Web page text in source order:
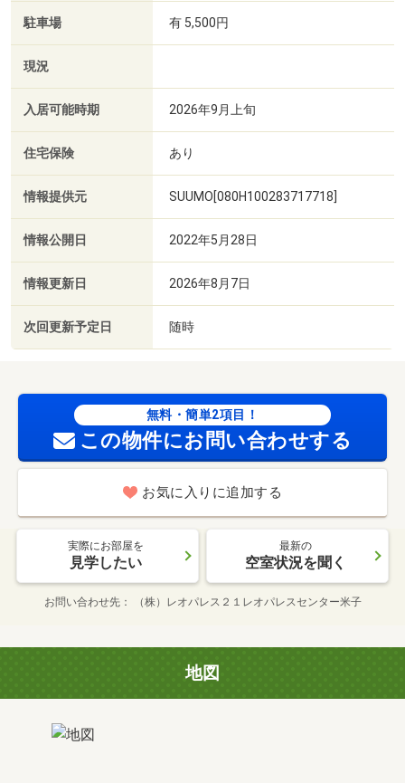
駐車場 有 5,500円
現況
入居可能時期 2026年9月上旬
住宅保険 あり
情報提供元 SUUMO[080H100283717718]
情報公開日 2022年5月28日
情報更新日 2026年8月7日
次回更新予定日 随時
無料・簡単2項目！
この物件にお問い合わせする
お気に入りに追加する
実際にお部屋を
見学したい
最新の
空室状況を聞く
お問い合わせ先 （株）レオパレス２１レオパレスセンター米子
地図